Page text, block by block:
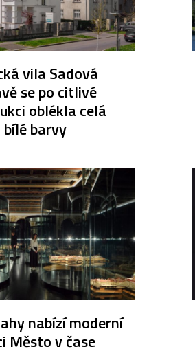
vila Sadová
se po citlivé
oblékla celá
bílé barvy
nabízí moderní
Město v čase